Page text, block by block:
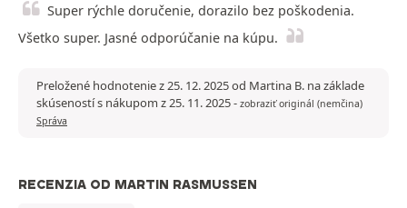
Super rýchle doručenie, dorazilo bez poškodenia.
Všetko super. Jasné odporúčanie na kúpu.
Preložené hodnotenie z 25. 12. 2025 od Martina B. na základe
skúseností s nákupom z 25. 11. 2025- zobraziť originál (nemčina)
Správa
RECENZIA OD MARTIN RASMUSSEN